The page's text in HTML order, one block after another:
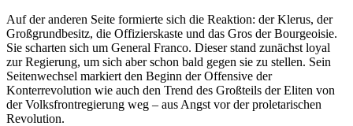
Auf der anderen Seite formierte sich die Reaktion: der Klerus, der
Großgrundbesitz, die Offizierskaste und das Gros der Bourgeoisie.
Sie scharten sich um General Franco. Dieser stand zunächst loyal
zur Regierung, um sich aber schon bald gegen sie zu stellen. Sein
Seitenwechsel markiert den Beginn der Offensive der
Konterrevolution wie auch den Trend des Großteils der Eliten von
der Volksfrontregierung weg – aus Angst vor der proletarischen
Revolution.